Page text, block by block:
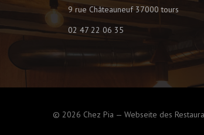
9 rue Châteauneuf 37000 tours
02 47 22 06 35
© 2026 Chez Pia — Webseite des